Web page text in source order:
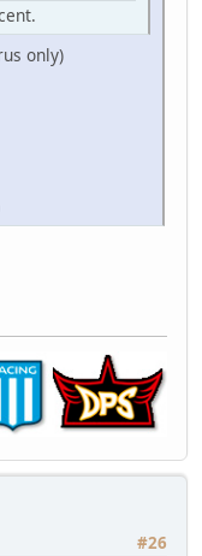
only)
#26